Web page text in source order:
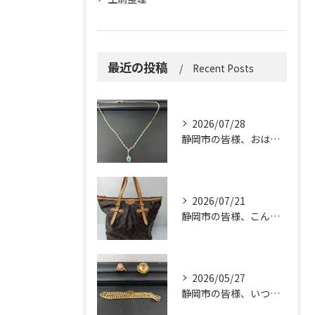
最近の投稿 Recent Posts
2026/07/28
静岡市の皆様、おはようございます。
2026/07/21
静岡市の皆様、こんにちは！
2026/05/27
静岡市の皆様、いつも大変お世話になっております。